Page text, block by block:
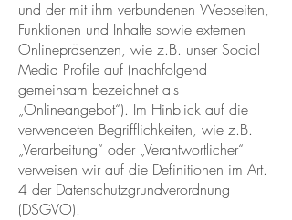
und der mit ihm verbundenen Webseiten,
Funktionen und Inhalte sowie externen
Onlinepräsenzen, wie z.B. unser Social
Media Profile auf (nachfolgend
gemeinsam bezeichnet als
„Onlineangebot“). Im Hinblick auf die
verwendeten Begrifflichkeiten, wie z.B.
„Verarbeitung“ oder „Verantwortlicher“
verweisen wir auf die Definitionen im Art.
4 der Datenschutzgrundverordnung
(DSGVO).